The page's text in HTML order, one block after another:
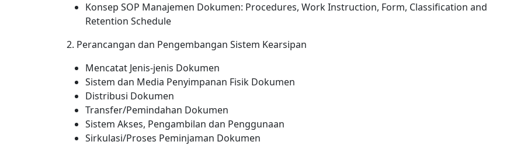
Konsep SOP Manajemen Dokumen: Procedures, Work Instruction, Form, Classification and
Retention Schedule
2. Perancangan dan Pengembangan Sistem Kearsipan
Mencatat Jenis-jenis Dokumen
Sistem dan Media Penyimpanan Fisik Dokumen
Distribusi Dokumen
Transfer/Pemindahan Dokumen
Sistem Akses, Pengambilan dan Penggunaan
Sirkulasi/Proses Peminjaman Dokumen